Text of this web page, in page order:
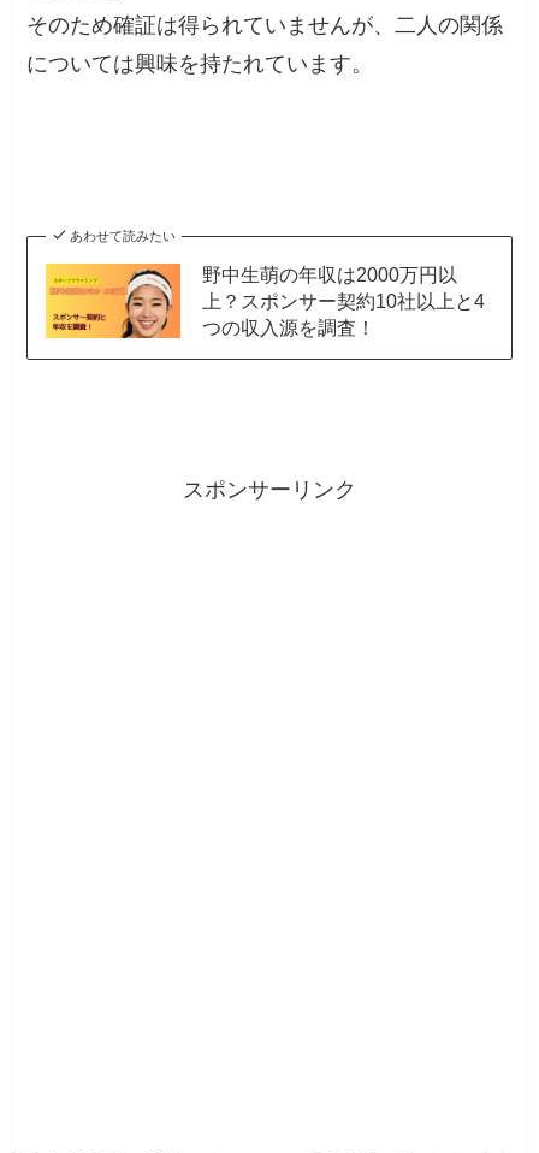
そのため確証は得られていませんが、二人の関係
については興味を持たれています。
あわせて読みたい
野中生萌の年収は2000万円以
上？スポンサー契約10社以上と4
つの収入源を調査！
スポンサーリンク